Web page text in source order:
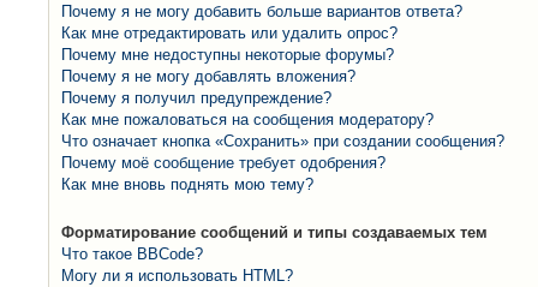
Почему я не могу добавить больше вариантов ответа?
Как мне отредактировать или удалить опрос?
Почему мне недоступны некоторые форумы?
Почему я не могу добавлять вложения?
Почему я получил предупреждение?
Как мне пожаловаться на сообщения модератору?
Что означает кнопка «Сохранить» при создании сообщения?
Почему моё сообщение требует одобрения?
Как мне вновь поднять мою тему?
Форматирование сообщений и типы создаваемых тем
Что такое BBCode?
Могу ли я использовать HTML?